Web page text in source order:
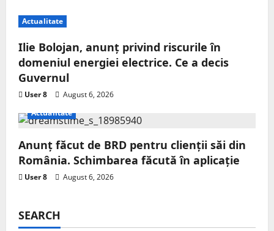
Actualitate
Ilie Bolojan, anunț privind riscurile în
domeniul energiei electrice. Ce a decis
Guvernul
User 8
August 6, 2026
Actualitate
Anunț făcut de BRD pentru clienții săi din
România. Schimbarea făcută în aplicație
User 8 August 6, 2026
SEARCH